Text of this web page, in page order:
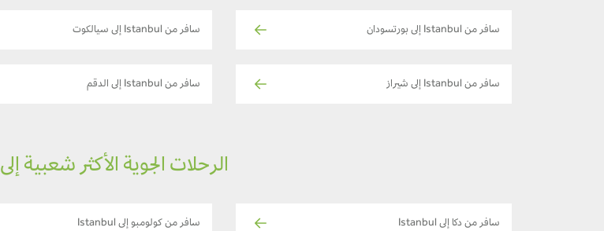
سافر من Istanbul إلى بورتسودان سافر من Istanbul إلى سيالكوت
سافر من Istanbul إلى شيراز سافر من Istanbul إلى الدقم
الرحلات الجوية الأكثر شعبية إلى Istanbul
سافر من دكا إلى Istanbul سافر من كولومبو إلى Istanbul